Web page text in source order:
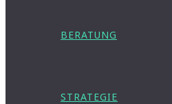
BERATUNG
STRATEGIE